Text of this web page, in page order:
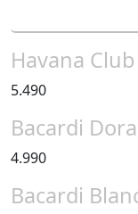
Havana
5.490
Bacardi
4.990
Bacardi